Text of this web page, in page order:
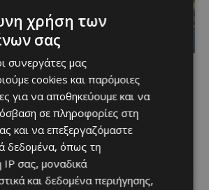
τιμής
από
η κάβα της
ΜΈΝΟΥΜΕ ΕΝΗΜΕΡΩΜΈΝΟΙ
Ξεκίνησε η
αντικατάσταση 100
χιλιομέτρων δικτύου
ύδρευσης στο κέντρο της
Λεμεσού
Έργο προϋπολογισμού €9,2 εκατ.
με συγχρηματοδότηση από την
χρήση των
σας
συνεργάτες μας
cookies και παρόμοιες
για να αποθηκεύουμε και να
σε πληροφορίες στη
και να επεξεργαζόμαστε
δεδομένα, όπως τη
IP σας, μοναδικά
και δεδομένα περιήγησης,